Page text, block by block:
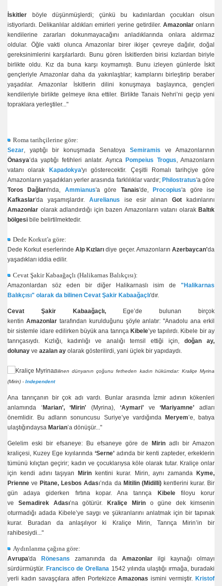
İskitler böyle düşünmüşlerdi; çünkü bu kadınlardan çocukları olsun
istiyorlardı. Delikanlılar aldıkları emirleri yerine getirdiler. Amazonlaronların
kendilerine zararları dokunmayacağını anladıklarında onlara aldırmaz
oldular. Öğle vakti olunca Amazonlar birer ikişer çevreye dağılır, doğal
gereksinimlerini karşılarlardı. Bunu gören İskitlerden birisi kızlardan biriyle
birlikte oldu. Kız da buna karşı koymamıştı. Bunu izleyen günlerde İskit
gençleriyle Amazonlar daha da yakınlaştılar; kamplarını birleştirip beraber
yaşadılar. Amazonlar İskitlerin dilini konuşmaya başlayınca, gençleri
kendileriyle birlikte gelmeye ikna ettiler. Birlikte Tanais Nehri’ni geçip yeni
topraklara yerleştiler..."
Roma tarihçilerine göre:
Sezar, yaptığı bir konuşmada Senatoya Semiramis ve Amazonlarının
Önasya’da yaptığı fetihleri anlatır. Ayrıca Pompeius Trogus, Amazonların
vatanı olarak
Kapadokya'yı gösterecektir. Çeşitli Romalı tarihçiye göre
Amazonların yaşadıkları yerler arasında farklılıklar vardır; Philostratus'a göre
Toros Dağları'nda, Ammianus'a göre Tanais'de, Procopius'a göre ise
Kafkaslar'da yaşamışlardır. Aurelianus ise esir alınanGot kadınlarını
Amazonlar olarak adlandırdığı için bazen Amazonların vatanı olarak Baltık
bölgesi bile belirtilmektedir.
Dede Korkut'a göre:
Dede Korkut eserlerinde Alp Kızları diye geçer. Amazonların Azerbaycan'da
yaşadıkları iddia edilir.
Cevat Şakir Kabaağaçlı (Halikarnas Balıkçısı):
Amazonlardan söz eden bir diğer Halikarnaslı isim de "Halikarnas
Balıkçısı" olarak da bilinen Cevat Şakir Kabaağaçlı'dır.
Cevat Şakir Kabaağaçlı,
Ege’de bulunan birçok
kentin Amazonlartarafından kurulduğunu şöyle anlatır: "Anadolu ana erkil
bir sistemle idare edilirken büyük ana tanrıça Kibele’ye tapılırdı. Kibele bir ay
tanrıçasıydı. Kızlığı, kadınlığı ve analığı temsil ettiği için, doğan ay,
dolunay ve azalan ay olarak gösterilirdi, yani üçlek bir yapıdaydı.
Bilinen dünyanın çoğunu fetheden kadın hükümdar: Kraliçe Myrina
(Mirin) - Independent
Ana tanrıçanın bir çok adı vardı. Bunlar arasında İzmir adının kökenleri
anlamında ‘ Marian’, ‘Mirin'(Myrina), ‘Aymari’ve‘Mariyamne’ adları
önemlidir. Bu adların sonuncusu Suriye’ye vardığında
Meryem’e, batıya
ulaştığındaysa Marian’a dönüşür..."
Gelelim eski bir efsaneye: Bu efsaneye göre de Mirin adlı bir Amazon
kraliçesi, Kuzey Ege kıyılarında ‘Serne’ adında bir kenti zapteder, erkeklerin
tümünü kılıçtan geçirir; kadın ve çocuklarıysa köle olarak tutar. Kraliçe onlar
için kendi adını taşıyan
Mirin kentini kurar. Mirin, aynı zamanda
Kyme,
Prienne ve Pitane, Lesbos Adası’nda daMitilin (Midilli)kentlerini kurar. Bir
gün adaya giderken fırtına kopar. Ana tanrıça
Kibelefiloyu korur
ve Semadirek Adası’na götürür. Kraliçe Mirino güne dek kimsenin
oturmadığı adada Kibele’ye saygı ve şükranlarını anlatmak için bir tapınak
kurar. Buradan da anlaşılıyor ki Kraliçe Mirin, Tanrıça Mirin’in bir
rahibesiydi..."
Aydınlanma çağına göre:
Avrupa'da Rönesans zamanında da Amazonlar ilgi kaynağı olmayı
sürdürmüştür. Francisco de Orellana 1542 yılında ulaştığı ırmağa, buradaki
yerli kadın savaşçılara atfen PortekizceAmazonas ismini vermiştir. Kristof